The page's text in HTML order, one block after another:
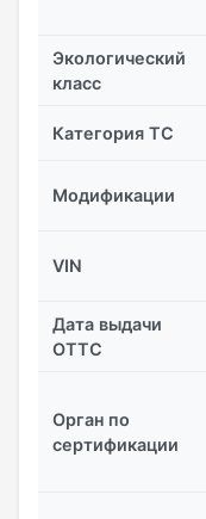
Экологический
класс
Категория ТС
Модификации
VIN
Дата выдачи
ОТТС
Орган по
сертификации